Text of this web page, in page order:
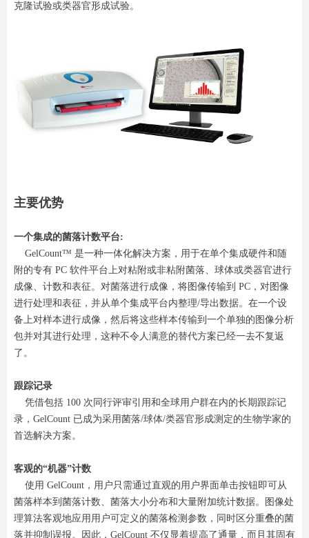
克隆试验或类器官形成试验。
主要优势
一个集成的菌落计数平台:
GelCount™ 是一种一体化解决方案，用于在单个集成硬件和随
附的专有 PC 软件平台上对粘附或非粘附菌落、球体或类器官进行
成像、计数和表征。对菌落进行成像，将图像传输到 PC，对图像
进行处理和表征，并从单个集成平台内整理/导出数据。在一个设
备上对样本进行成像，然后将这些样本传输到一个单独的图像分析
包并对其进行处理，这种不令人满意的替代方案已经一去不复返
了。
跟踪记录
凭借包括 100 次同行评审引用和全球用户群在内的长期跟踪记
录，GelCount 已成为采用菌落/球体/类器官形成测定的生物学家的
首选解决方案。
客观的“机器”计数
使用 GelCount，用户只需通过直观的用户界面单击按钮即可从
菌落样本到菌落计数、菌落大小分布和大量附加统计数据。图像处
理算法客观地应用用户可定义的菌落检测参数，同时区分重叠的菌
落并抑制误报。因此，GelCount 不仅显着提高了通量，而且其固有